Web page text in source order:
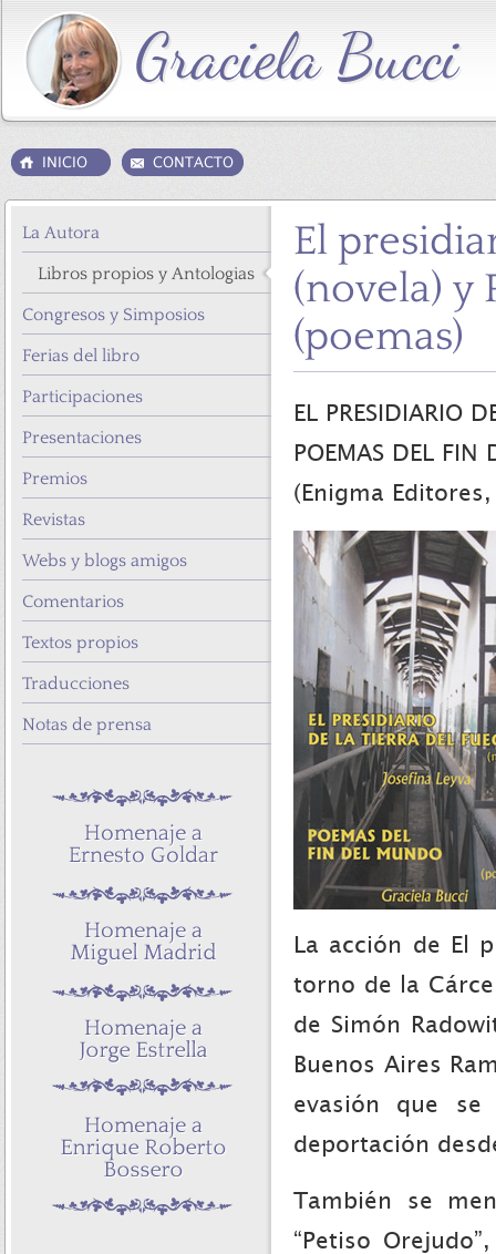
La Autora
Libros propios y Antologias
Congresos y Simposios
Ferias del libro
Participaciones
Presentaciones
Premios
Revistas
Webs y blogs amigos
Comentarios
Textos propios
Traducciones
Notas de prensa
El
(novela) y
(poemas)
EL PRESIDIARIO
POEMAS DEL
(Enigma
La acción de El
torno de la
de Simón
Buenos Aires
evasión que
deportación
También se
“Petiso